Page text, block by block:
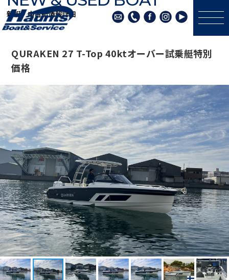
新艇・中古艇情報詳細
QURAKEN 27 T-Top 40ktオーバー試乗艇特別
価格